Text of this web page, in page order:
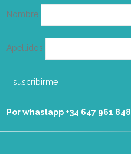
Nombre
Apellidos
Por whastapp +34 ‭647 961 848‬